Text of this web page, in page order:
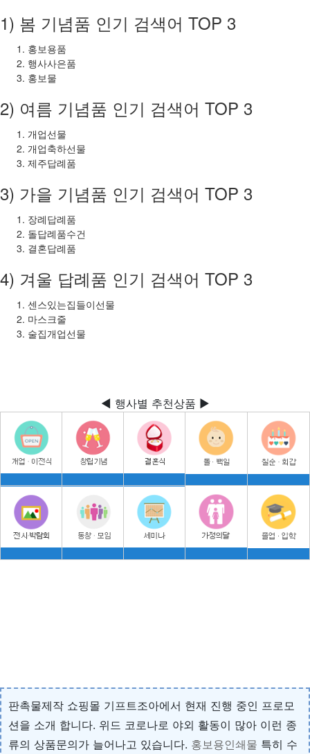
1) 봄 기념품 인기 검색어 TOP 3
홍보용품
행사사은품
홍보물
2) 여름 기념품 인기 검색어 TOP 3
개업선물
개업축하선물
제주답례품
3) 가을 기념품 인기 검색어 TOP 3
장례답례품
돌답례품수건
결혼답례품
4) 겨울 답례품 인기 검색어 TOP 3
센스있는집들이선물
마스크줄
술집개업선물
◀ 행사별 추천상품 ▶
판촉물제작 쇼핑몰 기프트조아에서 현재 진행 중인 프로모
션을 소개 합니다. 위드 코로나로 야외 활동이 많아 이런 종
류의 상품문의가 늘어나고 있습니다. 홍보용인쇄물 특히 수